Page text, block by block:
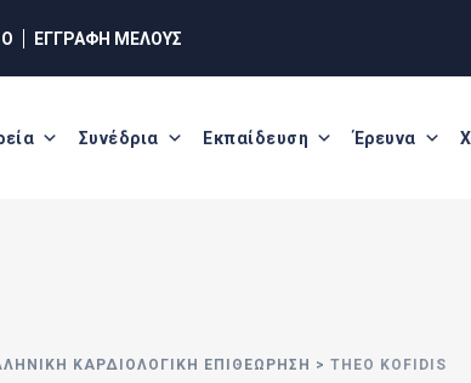
ΕΓΓΡΑΦΗ ΜΕΛΟΥΣ
Συνέδρια Εκπαίδευση Έρευνα
ΚΑΡΔΙΟΛΟΓΙΚΗ ΕΠΙΘΕΩΡΗΣΗ > THEO KOFIDIS